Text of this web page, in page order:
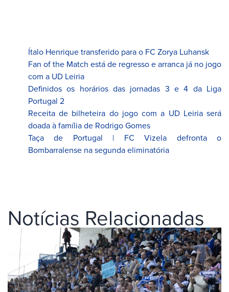
Ítalo Henrique transferido para o FC Zorya Luhansk
Fan of the Match está de regresso e arranca já no jogo
com a UD Leiria
Definidos os horários das jornadas 3 e 4 da Liga
Portugal 2
Receita de bilheteira do jogo com a UD Leiria será
doada à família de Rodrigo Gomes
Taça de Portugal | FC Vizela defronta o
Bombarralense na segunda eliminatória
Notícias Relacionadas